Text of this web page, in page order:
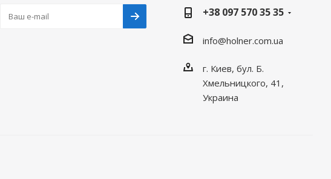
+38 097 570 35 35
info@holner.com.ua
г. Киев, бул. Б.
Хмельницкого, 41,
Украина